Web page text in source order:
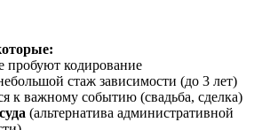
пробуют кодирование
стаж зависимости (до 3 лет)
к важному событию (свадьба, сделка)
(альтернатива административной